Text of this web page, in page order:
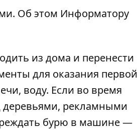
Об этом Информатору
из дома и перенести
для оказания первой
воду. Если во время
деревьями, рекламными
бурю в машине —